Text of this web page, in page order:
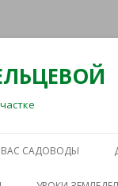
ВАС САДОВОДЫ